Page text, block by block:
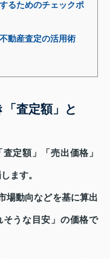
るためのチェックポ
動産査定の活用術
査定額」と
定額」「売出価格」
ます。
場動向などを基に算出
うな目安」の価格で